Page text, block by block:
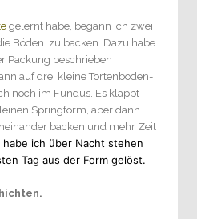
gelernt habe, begann ich zwei
Böden zu backen. Dazu habe
Packung beschrieben
auf drei kleine Tortenboden-
noch im Fundus. Es klappt
Springform, aber dann
backen und mehr Zeit
habe ich über Nacht stehen
Tag aus der Form gelöst.